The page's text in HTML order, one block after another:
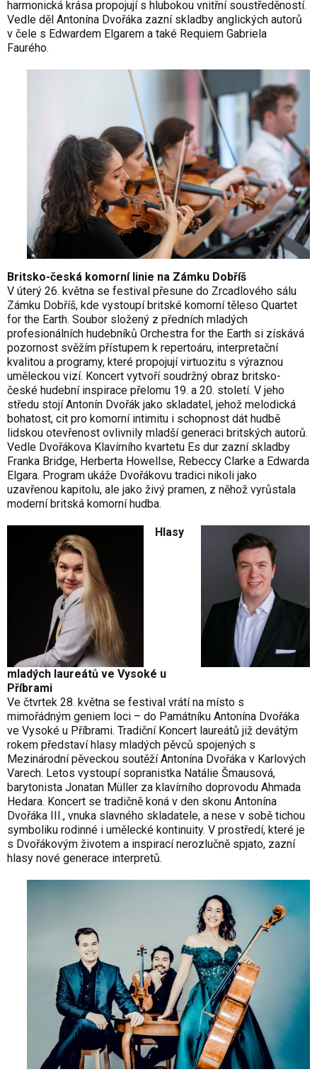
harmonická krása propojují s hlubokou vnitřní soustředěností.
Vedle děl Antonína Dvořáka zazní skladby anglických autorů
v čele s Edwardem Elgarem a také Requiem Gabriela
Faurého.
Britsko-česká komorní linie na Zámku Dobříš
V úterý 26. května se festival přesune do Zrcadlového sálu
Zámku Dobříš, kde vystoupí britské komorní těleso Quartet
for the Earth. Soubor složený z předních mladých
profesionálních hudebníků Orchestra for the Earth si získává
pozornost svěžím přístupem k repertoáru, interpretační
kvalitou a programy, které propojují virtuozitu s výraznou
uměleckou vizí. Koncert vytvoří soudržný obraz britsko-
české hudební inspirace přelomu 19. a 20. století. V jeho
středu stojí Antonín Dvořák jako skladatel, jehož melodická
bohatost, cit pro komorní intimitu i schopnost dát hudbě
lidskou otevřenost ovlivnily mladší generaci britských autorů.
Vedle Dvořákova Klavírního kvartetu Es dur zazní skladby
Franka Bridge, Herberta Howellse, Rebeccy Clarke a Edwarda
Elgara. Program ukáže Dvořákovu tradici nikoli jako
uzavřenou kapitolu, ale jako živý pramen, z něhož vyrůstala
moderní britská komorní hudba.
Hlasy
mladých laureátů ve Vysoké u
Příbrami
Ve čtvrtek 28. května se festival vrátí na místo s
mimořádným geniem loci – do Památníku Antonína Dvořáka
ve Vysoké u Příbrami. Tradiční Koncert laureátů již devátým
rokem představí hlasy mladých pěvců spojených s
Mezinárodní pěveckou soutěží Antonína Dvořáka v Karlových
Varech. Letos vystoupí sopranistka Natálie Šmausová,
barytonista Jonatan Müller za klavírního doprovodu Ahmada
Hedara. Koncert se tradičně koná v den skonu Antonína
Dvořáka III., vnuka slavného skladatele, a nese v sobě tichou
symboliku rodinné i umělecké kontinuity. V prostředí, které je
s Dvořákovým životem a inspirací nerozlučně spjato, zazní
hlasy nové generace interpretů.